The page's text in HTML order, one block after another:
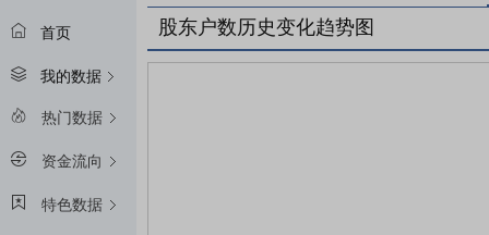
首页
我的数据
热门数据
资金流向
特色数据
股东户数历史变化趋势图